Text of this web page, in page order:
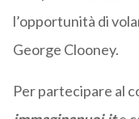
l’opportunità di
George Clooney.
Per partecipare al